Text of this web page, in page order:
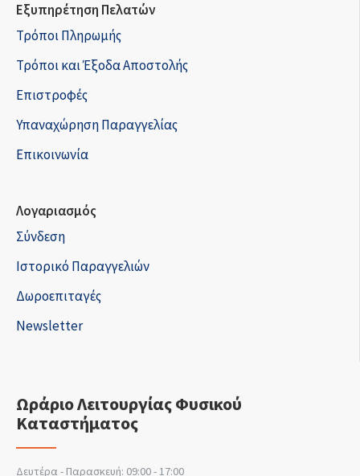
Εξυπηρέτηση Πελατών
Τρόποι Πληρωμής
Τρόποι και Έξοδα Αποστολής
Επιστροφές
Υπαναχώρηση Παραγγελίας
Επικοινωνία
Λογαριασμός
Σύνδεση
Ιστορικό Παραγγελιών
Δωροεπιταγές
Newsletter
Ωράριο Λειτουργίας Φυσικού
Καταστήματος
Δευτέρα - Παρασκευή: 09:00 - 17:00